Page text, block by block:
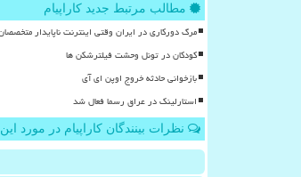
مطالب مرتبط جدید کاراپیام
مرگ دورکاری در ایران وقتی اینترنت ناپایدار
کودکان در تونل وحشت فیلترشکن ها
بازخوانی حادثه خروج اوپن ای آی
استارلینک در عراق رسما فعال شد
نظرات بینندگان کاراپیام در مورد